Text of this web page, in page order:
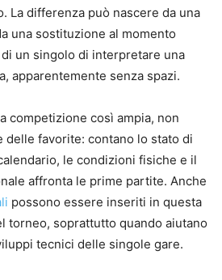
La differenza può nascere da una
una sostituzione al momento
un singolo di interpretare una
apparentemente senza spazi.
competizione così ampia, non
delle favorite: contano lo stato di
le condizioni fisiche e il
affronta le prime partite. Anche
possono essere inseriti in questa
torneo, soprattutto quando aiutano
tecnici delle singole gare.